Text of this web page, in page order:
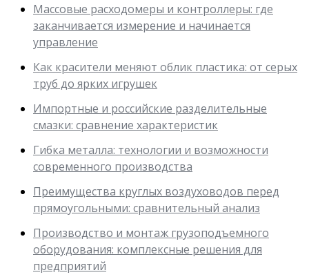
Массовые расходомеры и контроллеры: где
заканчивается измерение и начинается
управление
Как красители меняют облик пластика: от серых
труб до ярких игрушек
Импортные и российские разделительные
смазки: сравнение характеристик
Гибка металла: технологии и возможности
современного производства
Преимущества круглых воздуховодов перед
прямоугольными: сравнительный анализ
Производство и монтаж грузоподъемного
оборудования: комплексные решения для
предприятий